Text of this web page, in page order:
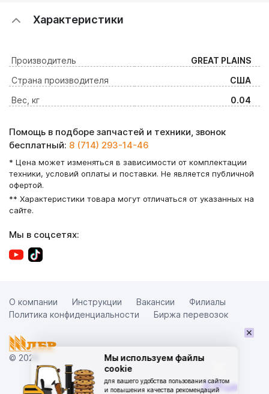
Характеристики
Производитель
GREAT PLAINS
Страна производителя
США
Вес, кг
0.04
Мы используем файлы
cookie
для вашего удобства пользования сайтом
и повышения качества рекомендаций
Помощь в подборе запчастей и техники, звонок
бесплатный: 8 (714) 293-14-46
* Цена может изменяться в зависимости от комплектации
техники, условий оплаты и поставки. Не является публичной
офертой.
** Характеристики товара могут отличаться от указанных на
сайте.
Мы в соцсетях:
© 2026
О компании Инструкции Вакансии
Филиалы
Политика конфиденциальности
Биржа перевозок
×